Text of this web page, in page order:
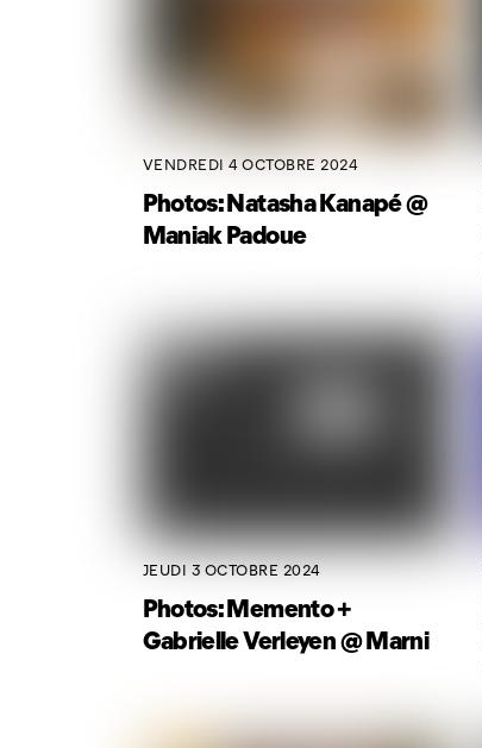
VENDREDI 4 OCTOBRE 2024
Photos: Natasha Kanapé @
Maniak Padoue
JEUDI 3 OCTOBRE 2024
Photos: Memento +
Gabrielle Verleyen @ Marni